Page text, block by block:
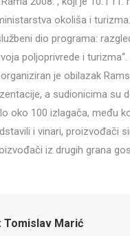
okoliša i turizma.
dio programa:
poljoprivrede i turizma“.
je obilazak
a sudionicima su
oko 100 izlagača, među
i vinari, proizvođači
iz drugih grana
Tomislav Marić